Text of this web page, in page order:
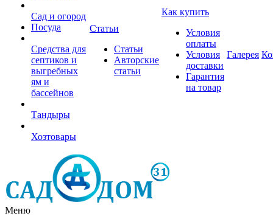
Сад и огород
Посуда
Средства для
септиков и
выгребных
ям и
бассейнов
Тандыры
Хозтовары
Статьи
Статьи
Авторские
статьи
Как купить
Условия
оплаты
Условия
доставки
Гарантия
на товар
Галерея
Меню